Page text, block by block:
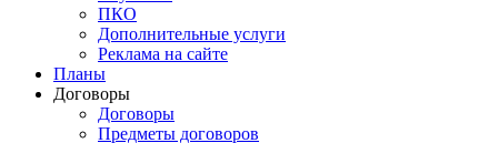
ПКО
Дополнительные услуги
Реклама на сайте
Планы
Договоры
Договоры
Предметы договоров